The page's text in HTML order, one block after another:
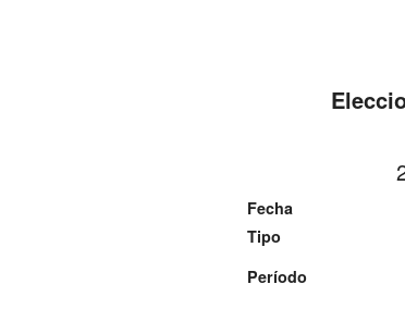
Fecha
Tipo
Período